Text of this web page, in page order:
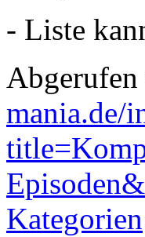
- Liste
Abgerufen
mania.de/
Kategorien